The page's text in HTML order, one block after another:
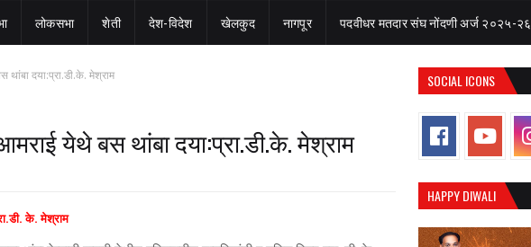
लोकसभा शेती देश-विदेश खेलकुद नागपूर पदवीधर मतदार संघ नोंदणी अर्ज २०२५-२६
थांबा दया:प्रा.डी.के. मेश्राम
आमराई येथे बस थांबा दया:प्रा.डी.के. मेश्राम
के. मेश्राम
SOCIAL ICONS
HAPPY DIWALI